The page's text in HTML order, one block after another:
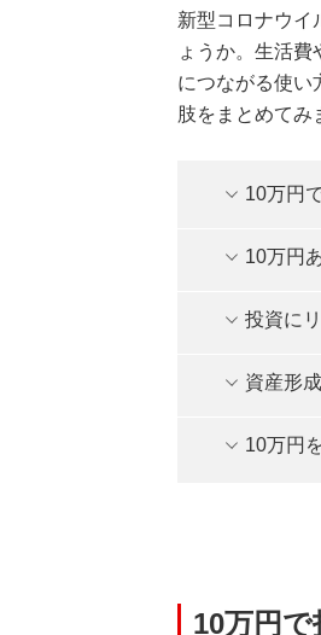
新型コロナウイ
ょうか。生活
につながる使い
肢をまとめてみ
10万円
10万円
投資に
資産形
10万円
10万円で